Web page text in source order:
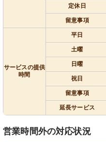
定休日
留意事項
サービスの提供
時間
平日
土曜
日曜
祝日
留意事項
延長サービス
営業時間外の対応状況